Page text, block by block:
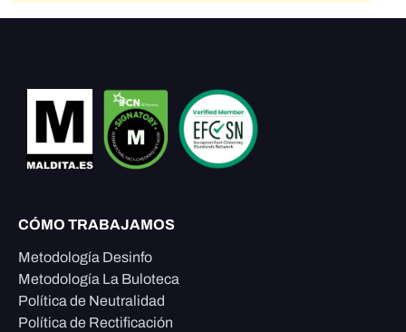
CÓMO TRABAJAMOS
Metodología Desinfo
Metodología La Buloteca
Política de Neutralidad
Política de Rectificación